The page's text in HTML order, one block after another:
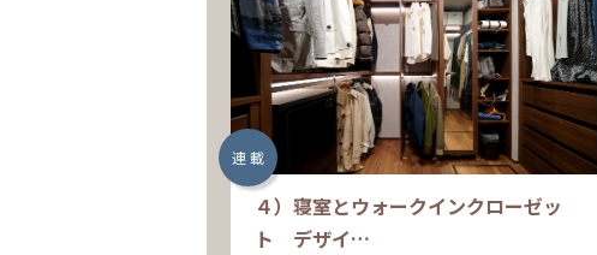
連 載
４）寝室とウォークインクローゼッ
ト デザイ…